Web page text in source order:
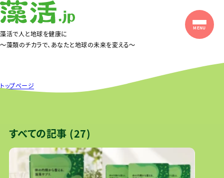
藻活で人と地球を健康に
〜藻類のチカラで、あなたと地球の未来を変える〜
トップページ
すべての記事 (27)